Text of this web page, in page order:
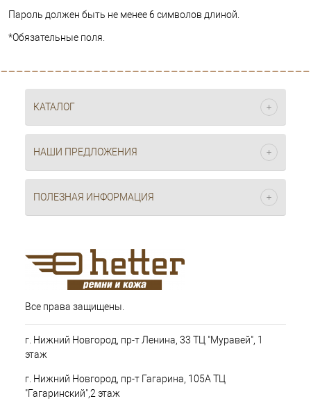
Пароль должен быть не менее 6 символов длиной.
*Обязательные поля.
КАТАЛОГ
НАШИ ПРЕДЛОЖЕНИЯ
ПОЛЕЗНАЯ ИНФОРМАЦИЯ
Все права защищены.
г. Нижний Новгород, пр-т Ленина, 33 ТЦ "Муравей", 1
этаж
г. Нижний Новгород, пр-т Гагарина, 105А ТЦ
"Гагаринский",2 этаж